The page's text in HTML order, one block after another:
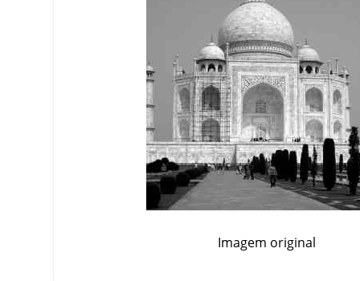
Imagem original